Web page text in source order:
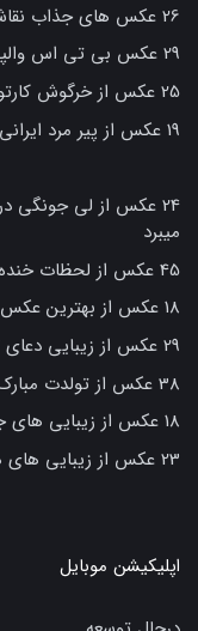
26 عکس های جذاب نقاشی معلم مرد که شما را شگفت زده می کند
29 عکس بی تی اس والپیپر برای قلب های عاشق
25 عکس از خرگوش کارتونی ساده و دوست‌داشتنی
19 عکس از پیر مرد ایرانی با داستان های زندگی شگفت انگیز
24 عکس از لی جونگی
میبرد
45 عکس از لحظات خنده دار بی تی اس با جملات دلنشین
18 عکس از بهترین عکس نوشته های تبریک تولد به خواهرم
29 عکس از زیبایی دعای توسل در قاب تصویر
38 عکس از تولدت مبارک ریحانه جان به یادماندنی
18 عکس از زیبایی های جدید کیم تهیونگ برای طرفدارانش
23 عکس از زیبایی های هر ماه در طبیعت
اپلیکیشن موبایل